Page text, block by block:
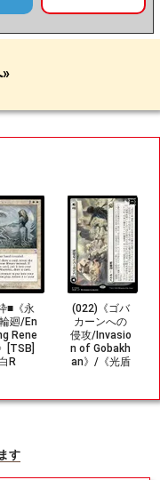
■《永
廻/En
Rene
[TSB]
白R
(022)《ゴバ
カーンへの
侵攻/Invasio
n of Gobakh
an》/《光盾
y》[MOM] 白
す